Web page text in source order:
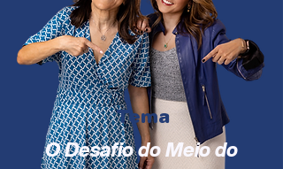
O Desafio do Meio do
Tema